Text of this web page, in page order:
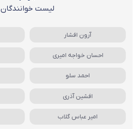
لیست خوانندگان
آرون افشار
احسان خواجه امیری
احمد سلو
افشین آذری
امیر عباس گلاب